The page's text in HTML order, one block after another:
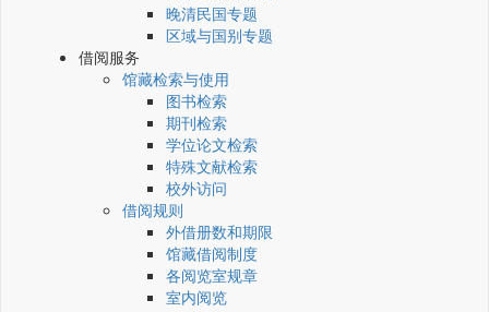
晚清民国专题
区域与国别专题
借阅服务
馆藏检索与使用
图书检索
期刊检索
学位论文检索
特殊文献检索
校外访问
借阅规则
外借册数和期限
馆藏借阅制度
各阅览室规章
室内阅览